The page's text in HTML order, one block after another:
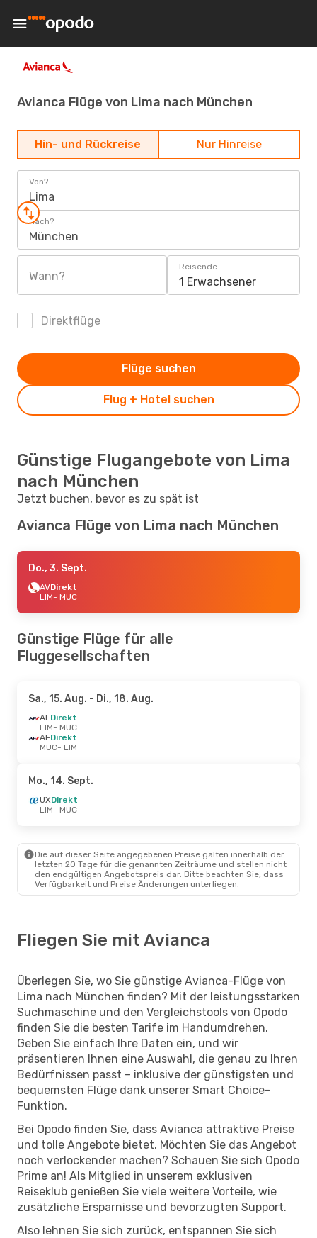
Avianca Flüge von Lima nach München
Hin- und Rückreise Nur Hinreise
Von?
Lima
Nach?
München
Wann?
Reisende
1 Erwachsener
Direktflüge
Flug + Hotel suchen
Flüge suchen
Günstige Flugangebote von Lima
nach München
Jetzt buchen, bevor es zu spät ist
Avianca Flüge von Lima nach München
Do., 3. Sept.
AVDirekt
LIM- MUC
Günstige Flüge für alle
Fluggesellschaften
Sa., 15. Aug. - Di., 18. Aug.
AFDirekt
LIM- MUC
AFDirekt
MUC- LIM
Mo., 14. Sept.
UXDirekt
LIM- MUC
Die auf dieser Seite angegebenen Preise galten innerhalb der
letzten 20 Tage für die genannten Zeiträume und stellen nicht
den endgültigen Angebotspreis dar. Bitte beachten Sie, dass
Verfügbarkeit und Preise Änderungen unterliegen.
Fliegen Sie mit Avianca
Überlegen Sie, wo Sie günstige Avianca-Flüge von
Lima nach München finden? Mit der leistungsstarken
Suchmaschine und den Vergleichstools von Opodo
finden Sie die besten Tarife im Handumdrehen.
Geben Sie einfach Ihre Daten ein, und wir
präsentieren Ihnen eine Auswahl, die genau zu Ihren
Bedürfnissen passt – inklusive der günstigsten und
bequemsten Flüge dank unserer Smart Choice-
Funktion.
Bei Opodo finden Sie, dass Avianca attraktive Preise
und tolle Angebote bietet. Möchten Sie das Angebot
noch verlockender machen? Schauen Sie sich Opodo
Prime an! Als Mitglied in unserem exklusiven
Reiseklub genießen Sie viele weitere Vorteile, wie
zusätzliche Ersparnisse und bevorzugten Support.
Also lehnen Sie sich zurück, entspannen Sie sich